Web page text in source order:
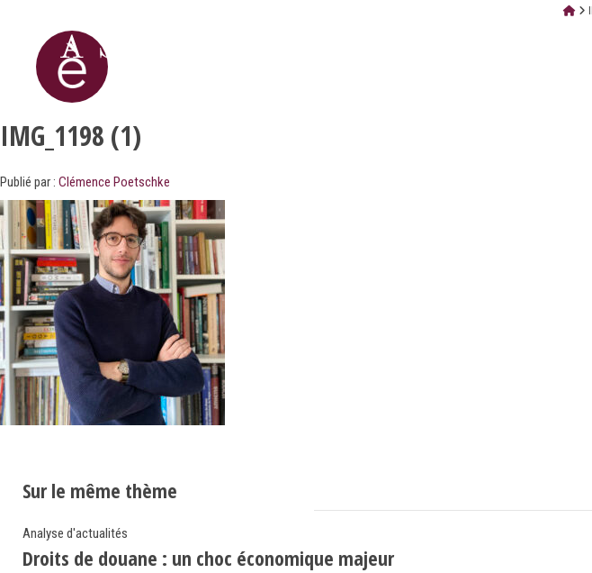
IMG_1198 (1)
Publié par : Clémence Poetschke
Sur le même thème
Analyse d'actualités
Droits de douane : un choc économique majeur